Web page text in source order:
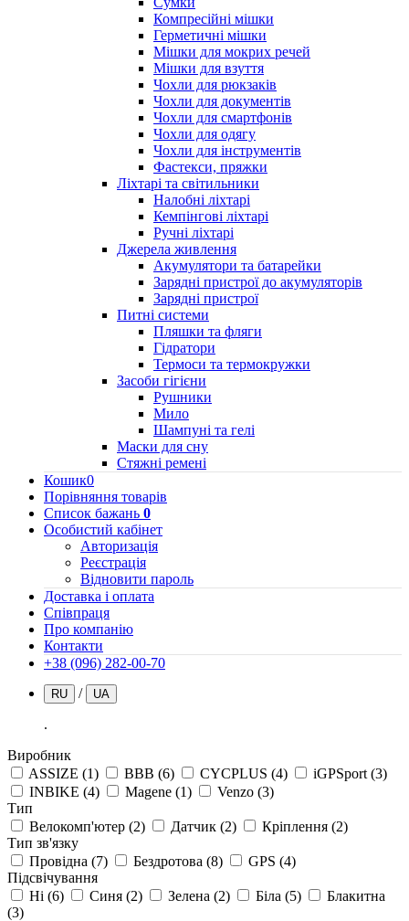
Компресійні мішки
Герметичні мішки
Мішки для мокрих речей
Мішки для взуття
Чохли для рюкзаків
Чохли для документів
Чохли для смартфонів
Чохли для одягу
Чохли для інструментів
Фастекси, пряжки
Ліхтарі та світильники
Налобні ліхтарі
Кемпінгові ліхтарі
Ручні ліхтарі
Джерела живлення
Акумулятори та батарейки
Зарядні пристрої до акумуляторів
Зарядні пристрої
Питні системи
Пляшки та фляги
Гідратори
Термоси та термокружки
Засоби гігієни
Рушники
Мило
Шампуні та гелі
Маски для сну
Стяжні ремені
Кошик0
Порівняння товарів
Список бажань 0
Особистий кабінет
Авторизація
Реєстрація
Відновити пароль
Доставка і оплата
Співпраця
Про компанію
Контакти
+38 (096) 282-00-70
RU / UA
.
Виробник
ASSIZE (1) BBB (6) CYCPLUS (4) iGPSport (3)
INBIKE (4) Magene (1) Venzo (3)
Тип
Велокомп'ютер (2) Датчик (2) Кріплення (2)
Тип зв'язку
Провідна (7) Бездротова (8) GPS (4)
Підсвічування
Ні (6) Синя (2) Зелена (2) Біла (5)
Блакитна
(3)